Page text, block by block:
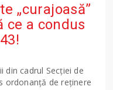
„curajoasă”
ce a condus
din cadrul Secției de
ordonanță de reținere